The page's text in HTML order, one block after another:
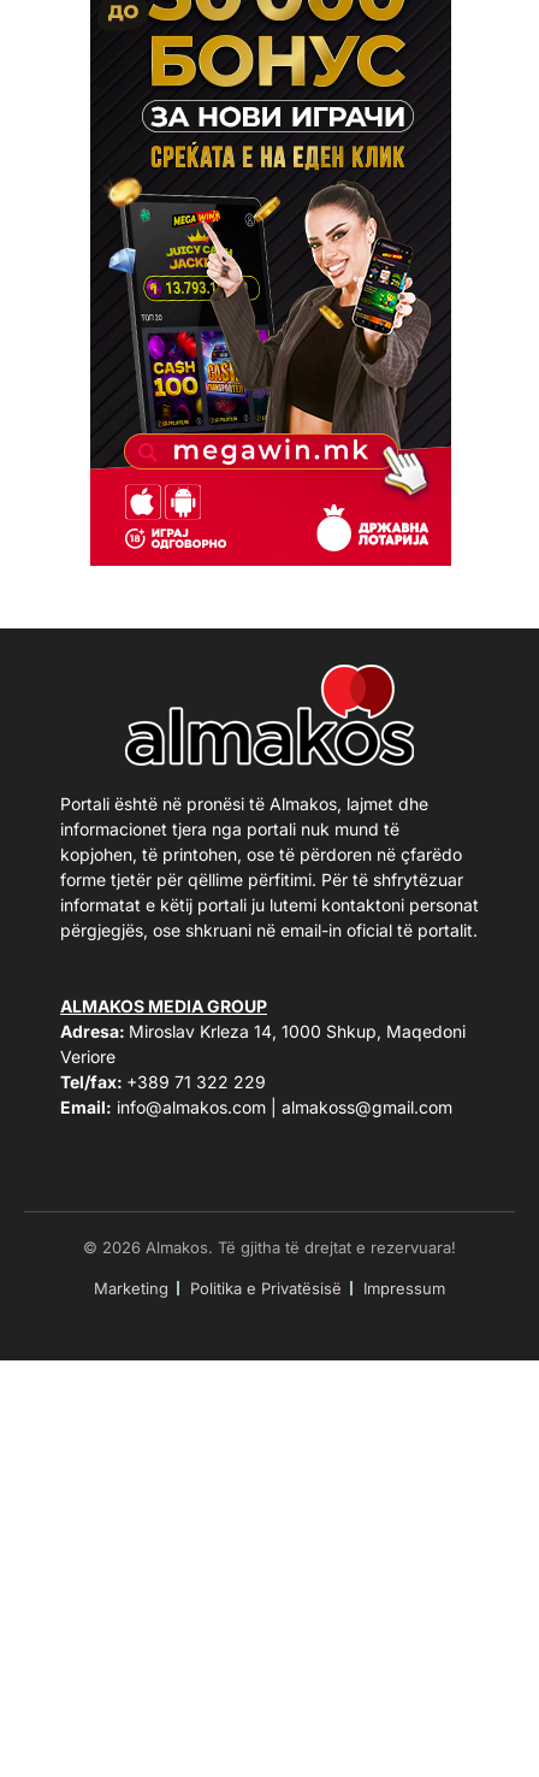
Portali është në pronësi të Almakos, lajmet dhe
informacionet tjera nga portali nuk mund të
kopjohen, të printohen, ose të përdoren në çfarëdo
forme tjetër për qëllime përfitimi. Për të shfrytëzuar
informatat e këtij portali ju lutemi kontaktoni personat
përgjegjës, ose shkruani në email-in oficial të portalit.
ALMAKOS MEDIA GROUP
Adresa: Miroslav Krleza 14, 1000 Shkup, Maqedoni
Veriore
Tel/fax: +389 71 322 229
Email: info@almakos.com almakoss@gmail.com
© 2026 Almakos. Të gjitha të drejtat e rezervuara!
Marketing Politika e Privatësisë Impressum